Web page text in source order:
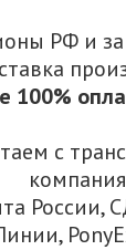
РФ и
100%
с
России,
,